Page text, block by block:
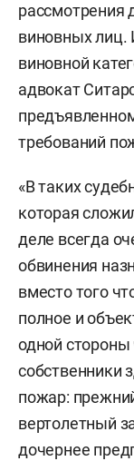
рассмотрения
виновных лиц.
виновной
адвокат
требований
«В таких
которая
деле всегда
обвинения
вместо того
полное и
одной
собственники
пожар:
вертолетный
дочернее